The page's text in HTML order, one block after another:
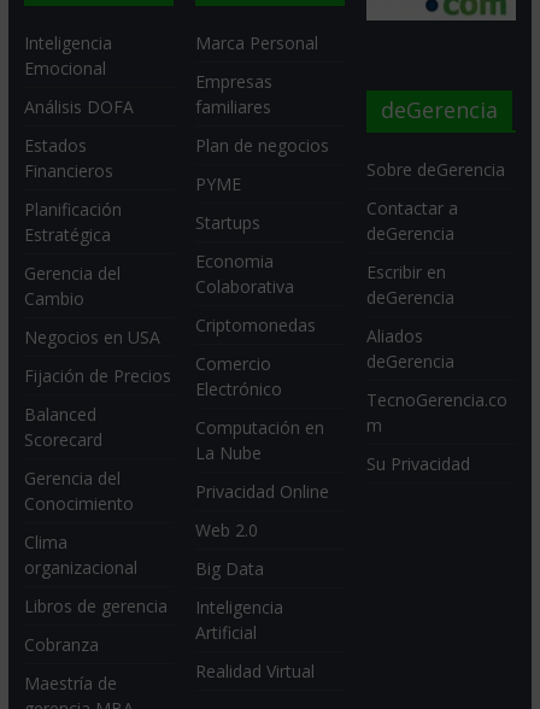
Inteligencia
Emocional
Análisis DOFA
Estados
Financieros
Planificación
Estratégica
Gerencia del
Cambio
Negocios en USA
Fijación de Precios
Balanced
Scorecard
Gerencia del
Conocimiento
Clima
organizacional
Libros de gerencia
Cobranza
Maestría de
Marca Personal
Empresas
familiares
Plan de negocios
PYME
Startups
Economia
Colaborativa
Criptomonedas
Comercio
Electrónico
Computación en
La Nube
Privacidad Online
Web 2.0
Big Data
Inteligencia
Artificial
Realidad Virtual
deGerencia
Sobre deGerencia
Contactar a
deGerencia
Escribir en
deGerencia
Aliados
deGerencia
TecnoGerencia.co
m
Su Privacidad